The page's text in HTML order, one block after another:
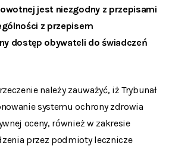
jest niezgodny z przepisami
z przepisem
dostęp obywateli do świadczeń
należy zauważyć, iż Trybunał
systemu ochrony zdrowia
oceny, również w zakresie
przez podmioty lecznicze